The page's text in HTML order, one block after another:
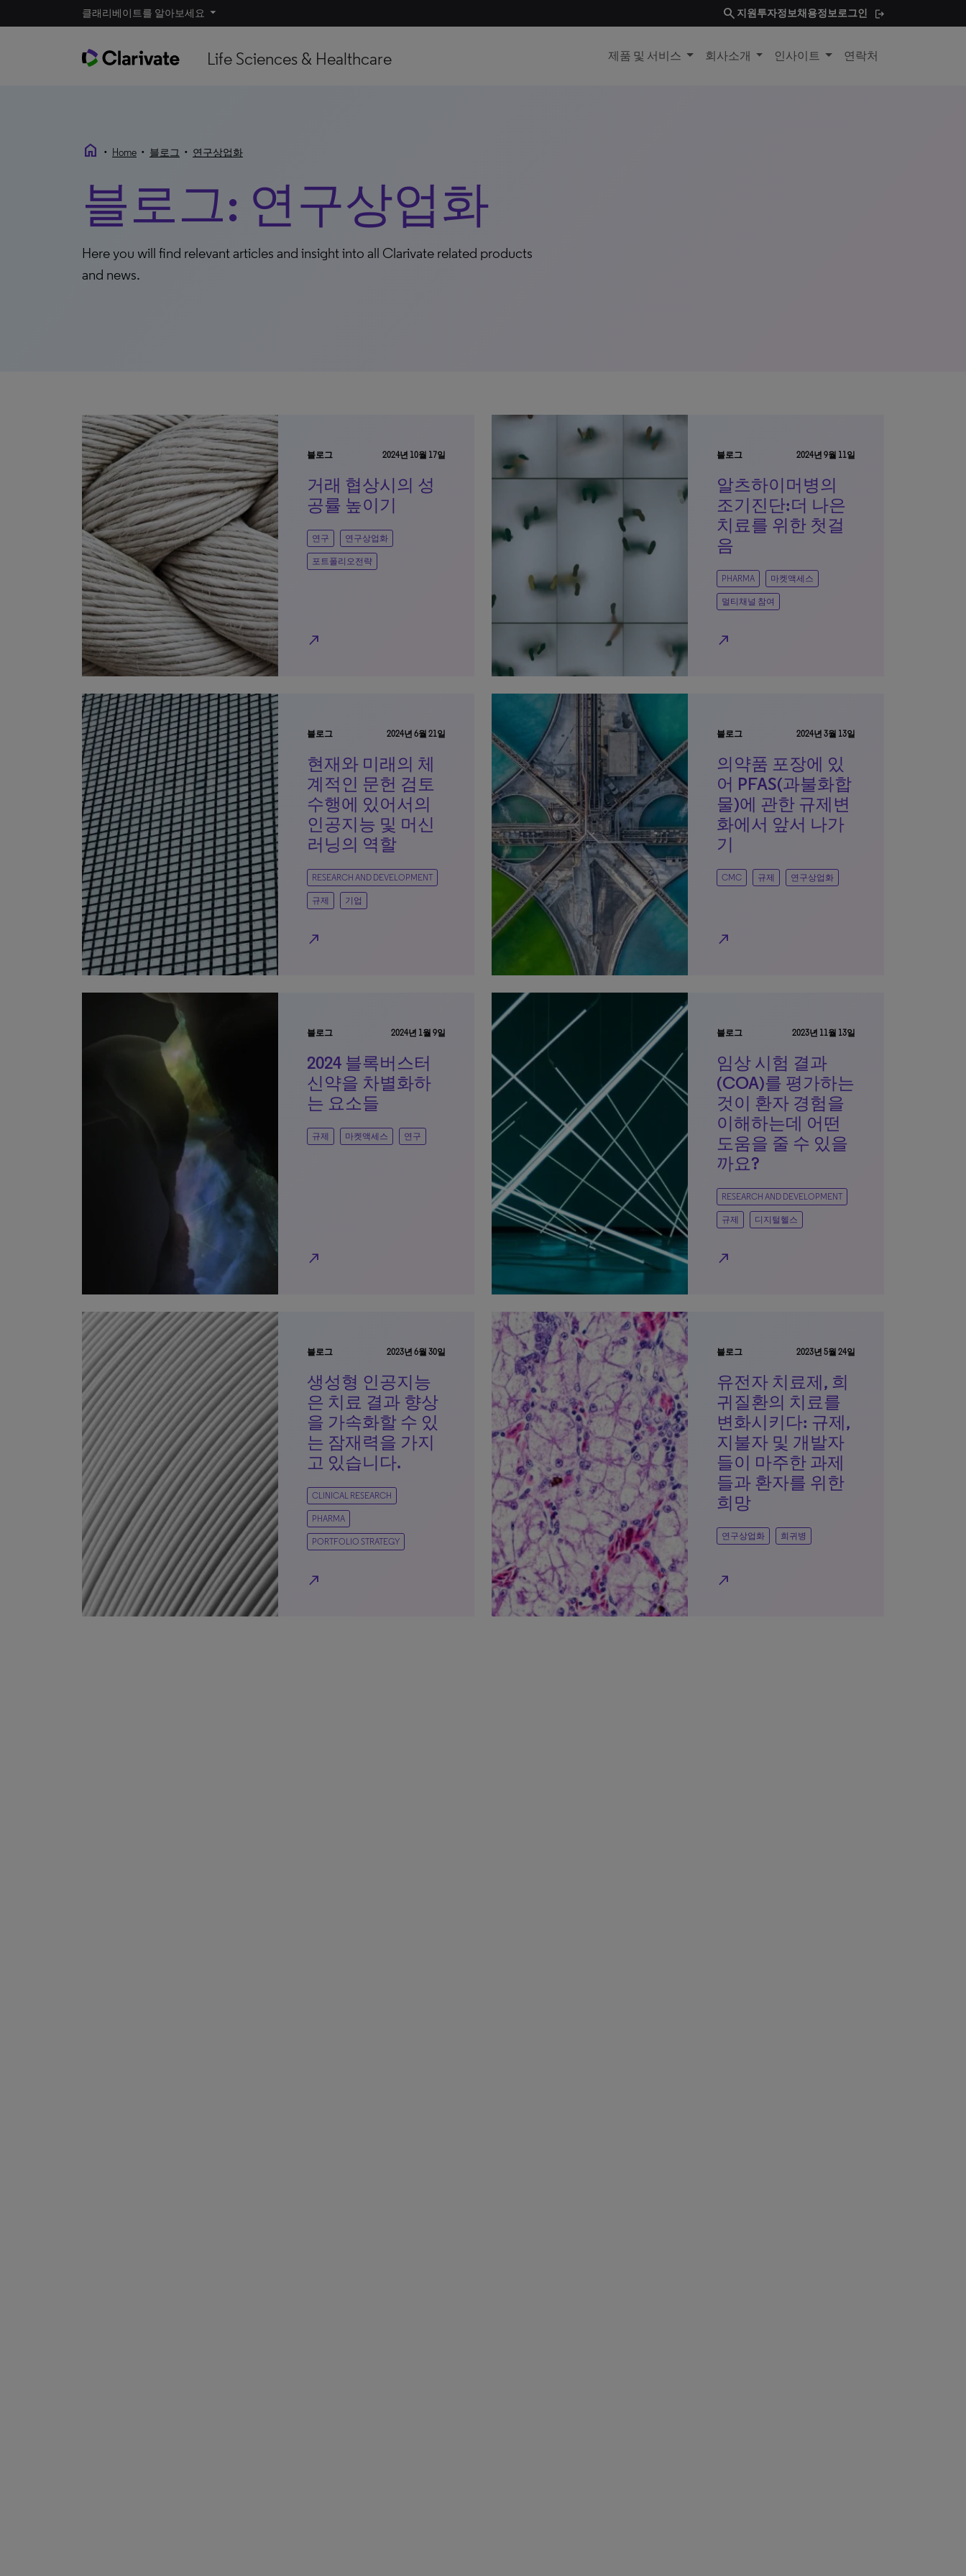
클래리베이트를 알아보세요 search 지원투자정보채용정보로그인
Life Sciences & Healthcare 제품 및 서비스 회사소개 인사이트 연락처
home • Home • 블로그 • 연구상업화
블로그: 연구상업화
Here you will find relevant articles and insight into all Clarivate related products
and news.
블로그 2024년 10월 17일
거래 협상시의 성
공률 높이기
연구 연구상업화
포트폴리오전략
north_east
블로그 2024년 9월 11일
알츠하이머병의
조기진단:더 나은
치료를 위한 첫걸
음
PHARMA 마켓액세스
멀티채널 참여
north_east
블로그 2024년 6월 21일
현재와 미래의 체
계적인 문헌 검토
수행에 있어서의
인공지능 및 머신
러닝의 역할
RESEARCH AND DEVELOPMENT
규제 기업
north_east
블로그 2024년 3월 13일
의약품 포장에 있
어 PFAS(과불화합
물)에 관한 규제변
화에서 앞서 나가
기
CMC 규제 연구상업화
north_east
블로그 2024년 1월 9일
2024 블록버스터
신약을 차별화하
는 요소들
규제 마켓액세스 연구
north_east
블로그 2023년 11월 13일
임상 시험 결과
(COA)를 평가하는
것이 환자 경험을
이해하는데 어떤
도움을 줄 수 있을
까요?
RESEARCH AND DEVELOPMENT
규제 디지털헬스
north_east
블로그 2023년 6월 30일
생성형 인공지능
은 치료 결과 향상
을 가속화할 수 있
는 잠재력을 가지
고 있습니다.
CLINICAL RESEARCH
PHARMA
PORTFOLIO STRATEGY
north_east
블로그 2023년 5월 24일
유전자 치료제, 희
귀질환의 치료를
변화시키다: 규제,
지불자 및 개발자
들이 마주한 과제
들과 환자를 위한
희망
연구상업화 희귀병
north_east